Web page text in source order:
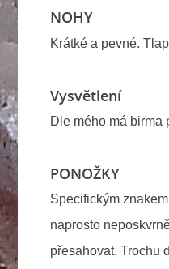
NOHY
Krátké a pevné.
Vysvětlení
Dle mého má birma
PONOŽKY
Specifickým
naprosto
přesahovat. Trochu